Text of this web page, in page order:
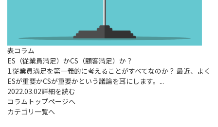
表コラム
ES（従業員満足）かCS（顧客満足）か？
1.従業員満足を第一義的に考えることがすべてなのか？ 最近、よく
ESが重要かCSが重要かという議論を耳にします。...
2022.03.02詳細を読む
コラムトップページへ
カテゴリ一覧へ